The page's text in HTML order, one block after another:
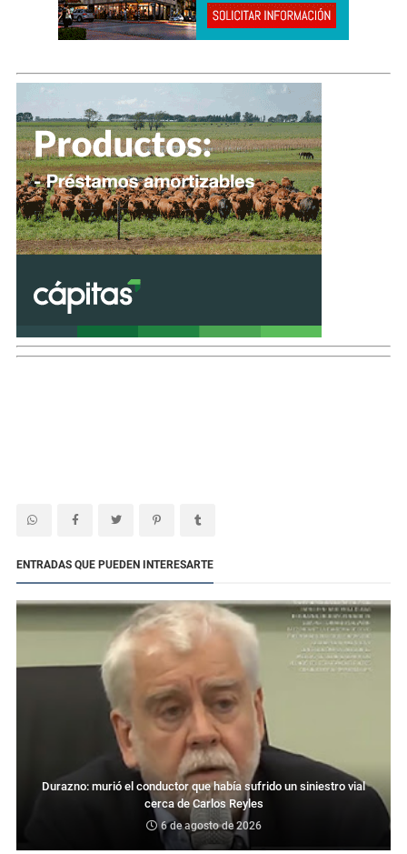
ENTRADAS QUE PUEDEN INTERESARTE
Durazno: murió el conductor que había sufrido un siniestro vial
cerca de Carlos Reyles
6 de agosto de 2026